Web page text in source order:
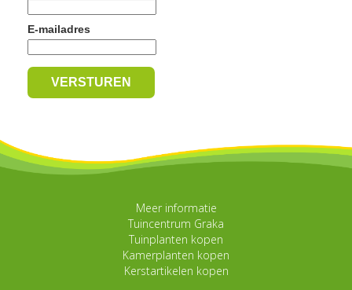
E-mailadres
Meer informatie
Tuincentrum Graka
Tuinplanten kopen
Kamerplanten kopen
Kerstartikelen kopen